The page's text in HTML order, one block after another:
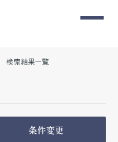
検索結果一覧
条件変更